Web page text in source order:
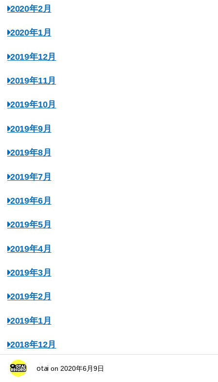
2020年2月
2020年1月
2019年12月
2019年11月
2019年10月
2019年9月
2019年8月
2019年7月
2019年6月
2019年5月
2019年4月
2019年3月
2019年2月
2019年1月
2018年12月
2018年11月
otai on 2020年6月9日